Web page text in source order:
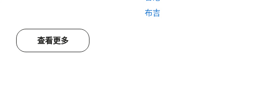
布吉
查看更多